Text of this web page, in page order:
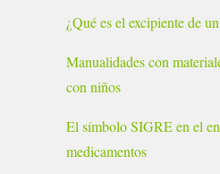
¿Qué es el excipiente de
Manualidades con
con niños
El símbolo SIGRE en el
medicamentos